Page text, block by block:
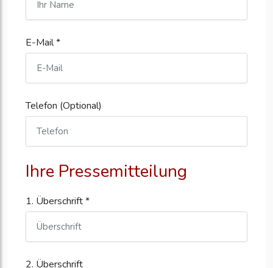
E-Mail *
Telefon (Optional)
Ihre Pressemitteilung
1. Überschrift *
2. Überschrift